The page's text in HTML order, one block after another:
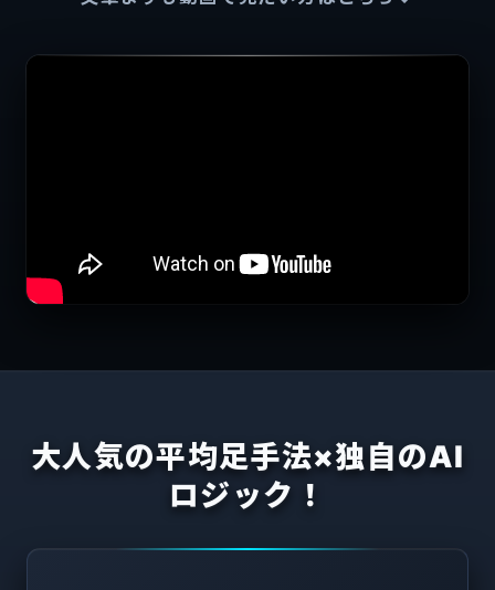
大人気の平均足手法×独自のAI
ロジック！